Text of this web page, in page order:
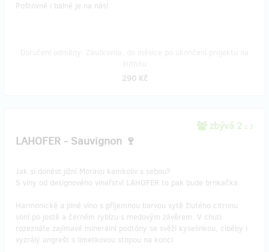
Poštovné i balné je na nás!
290 Kč
zbývá 2 z 3
LAHOFER - Sauvignon 🍷
Jak si donést jižní Moravu kamkoliv s sebou?
S víny od designového vinařství LAHOFER to pak bude brnkačka.
Harmonické a plné víno s příjemnou barvou sytě žlutého citronu
voní po jostě a černém rybízu s medovým závěrem. V chuti
rozeznáte zajímavé minerální podtóny se svěží kyselinkou, cibéby i
vyzrálý angrešt s limetkovou stopou na konci.